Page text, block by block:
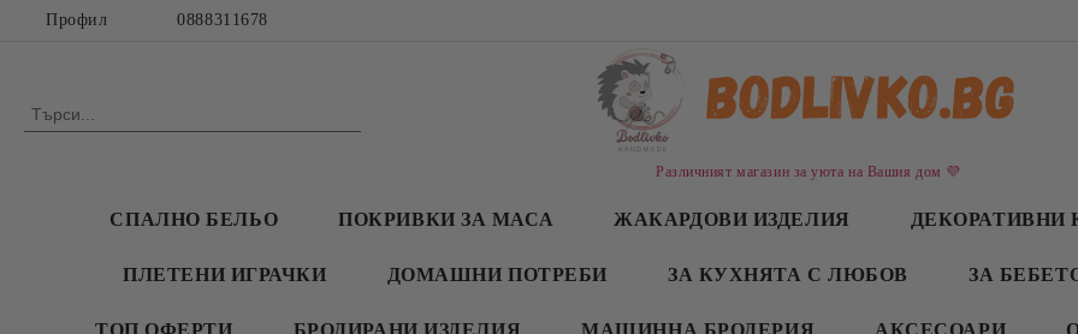
Профил 0888311678
Различният магазин за уюта на Вашия дом 💜
СПАЛНО БЕЛЬО ПОКРИВКИ ЗА МАСА ЖАКАРДОВИ ИЗДЕЛИЯ ДЕКОРАТИВНИ
ПЛЕТЕНИ ИГРАЧКИ ДОМАШНИ ПОТРЕБИ ЗА КУХНЯТА С ЛЮБОВ ЗА
ТОП ОФЕРТИ БРОДИРАНИ ИЗДЕЛИЯ МАШИННА БРОДЕРИЯ АКСЕСОАРИ